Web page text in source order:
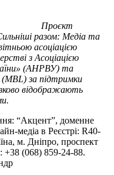
Проєкт
разом: Медіа та
асоціацією
з Асоціацією
(АНРВУ) та
(MBL) за підтримки
відображають
“Акцент”, доменне
медіа в Реєстрі: R40-
м. Дніпро, проспект
(068) 859-24-88.